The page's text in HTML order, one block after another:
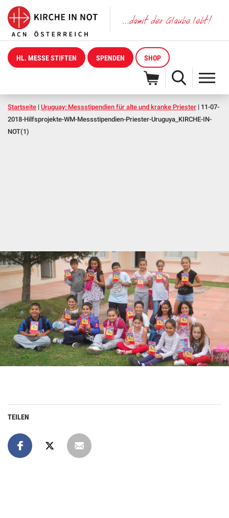
HL. MESSE STIFTEN SPENDEN SHOP
Startseite | Uruguay: Messstipendien für alte und kranke Priester | 11-07-
2018-Hilfsprojekte-WM-Messstipendien-Priester-Uruguya_KIRCHE-IN-
NOT(1)
TEILEN